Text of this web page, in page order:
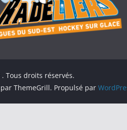
. Tous droits réservés.
par ThemeGrill. Propulsé par